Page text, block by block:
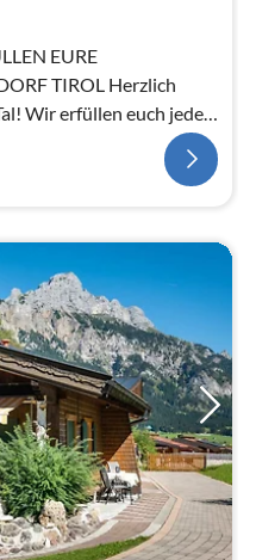
TIROL Herzlich
Wir erfüllen euch jeden